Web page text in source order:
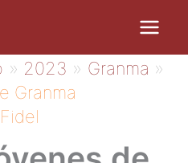
2023
Granma
Granma